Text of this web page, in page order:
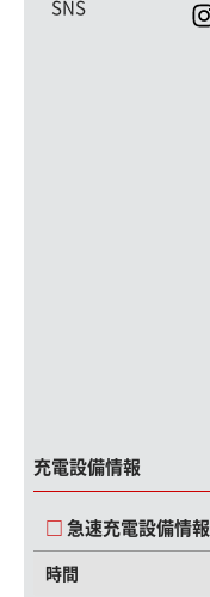
SNS
充電設備情報
急速充電設備情報
時間